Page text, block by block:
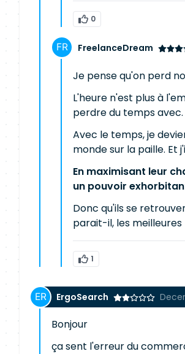
0
FreelanceDream
Je pense qu'on perd
L'heure n'est plus à
perdre du temps avec.
Avec le temps, je
monde sur la paille.
En maximisant leur
un pouvoir
Donc qu'ils se
parait-il, les meilleures
1
ErgoSearch
Bonjour
ça sent l'erreur du